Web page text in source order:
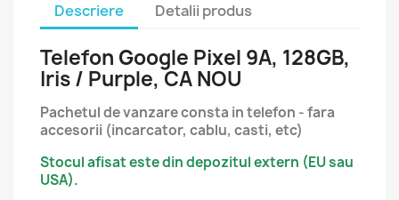
Descriere Detalii produs
Telefon Google Pixel 9A, 128GB,
Iris / Purple, CA NOU
Pachetul de vanzare consta in telefon - fara
accesorii (incarcator, cablu, casti, etc)
Stocul afisat este din depozitul extern (EU sau
USA).